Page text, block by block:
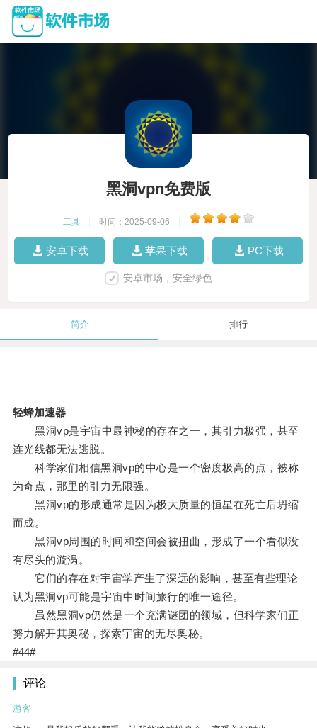
黑洞vpn免费版
工具 时间：2025-09-06
安卓下载 苹果下载 PC下载
安卓市场，安全绿色
简介 排行
轻蜂加速器
黑洞vp是宇宙中最神秘的存在之一，其引力极强，甚至
连光线都无法逃脱。
科学家们相信黑洞vp的中心是一个密度极高的点，被称
为奇点，那里的引力无限强。
黑洞vp的形成通常是因为极大质量的恒星在死亡后坍缩
而成。
黑洞vp周围的时间和空间会被扭曲，形成了一个看似没
有尽头的漩涡。
它们的存在对宇宙学产生了深远的影响，甚至有些理论
认为黑洞vp可能是宇宙中时间旅行的唯一途径。
虽然黑洞vp仍然是一个充满谜团的领域，但科学家们正
努力解开其奥秘，探索宇宙的无尽奥秘。
#44#
评论
游客